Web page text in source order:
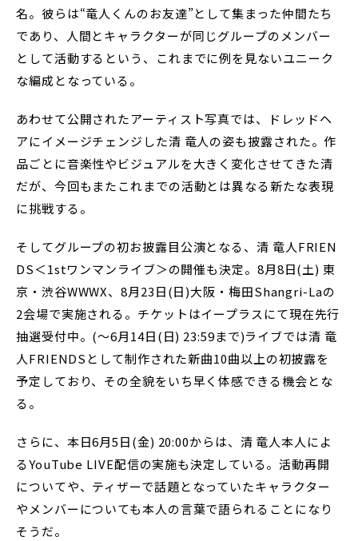
名。彼らは“竜人くんのお友達”として集まった仲間たち
であり、人間とキャラクターが同じグループのメンバー
として活動するという、これまでに例を見ないユニーク
な編成となっている。
あわせて公開されたアーティスト写真では、ドレッドヘ
アにイメージチェンジした清 竜人の姿も披露された。作
品ごとに音楽性やビジュアルを大きく変化させてきた清
だが、今回もまたこれまでの活動とは異なる新たな表現
に挑戦する。
そしてグループの初お披露目公演となる、清 竜人FRIEN
DS＜1stワンマンライブ＞の開催も決定。8月8日(土) 東
京・渋谷WWWX、8月23日(日)大阪・梅田Shangri-Laの
2会場で実施される。チケットはイープラスにて現在先行
抽選受付中。(～6月14日(日) 23:59まで)ライブでは清 竜
人FRIENDSとして制作された新曲10曲以上の初披露を
予定しており、その全貌をいち早く体感できる機会とな
る。
さらに、本日6月5日(金) 20:00からは、清 竜人本人によ
るYouTube LIVE配信の実施も決定している。活動再開
についてや、ティザーで話題となっていたキャラクター
やメンバーについても本人の言葉で語られることになり
そうだ。